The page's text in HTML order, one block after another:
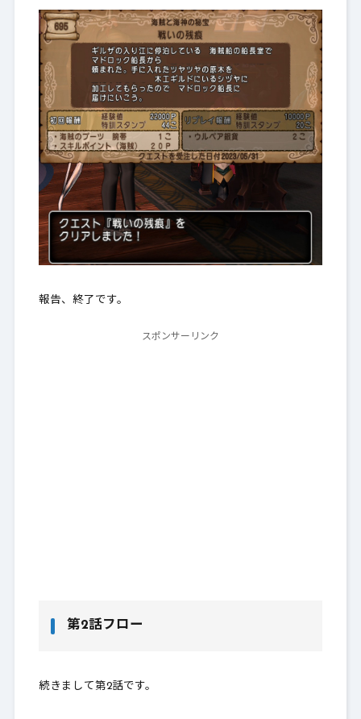
報告、終了です。
スポンサーリンク
第2話フロー
続きまして第2話です。